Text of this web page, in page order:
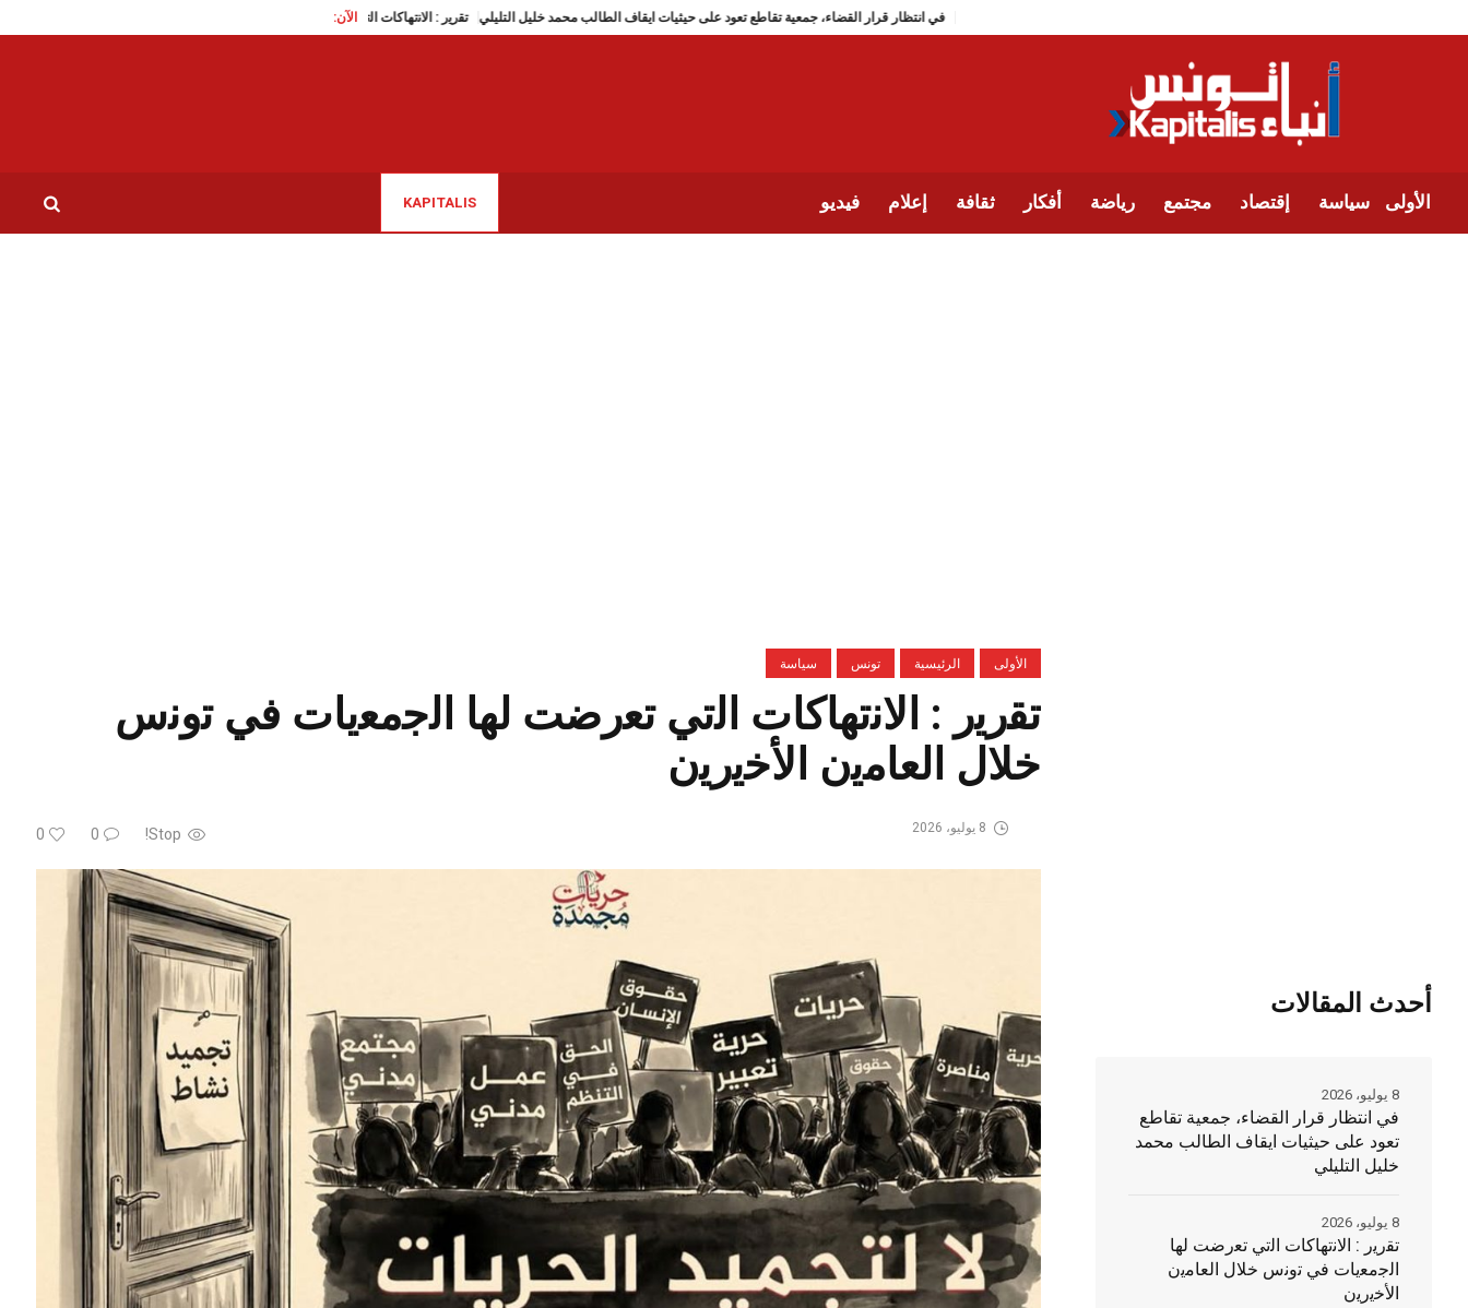
الآن: في انتظار قرار القضاء، جمعية تقاطع تعود على حيثيات ايقاف الطالب محمد خليل التليلي ﺗﻘرﯾر : اﻻﻧﺗﮭﺎﻛﺎت اﻟﺗﻲ ﺗﻌرضت ﻟﮭﺎ اﻟﺟﻣﻌﯾﺎت ﻓﻲ ﺗوﻧس ﺧﻼل اﻟﻌﺎﻣﯾن
الأولى سياسة إقتصاد مجتمع رياضة أفكار ثقافة إعلام فيديو KAPITALIS
الأولى الرئيسية تونس سياسة
ﺗﻘرﯾر : اﻻﻧﺗﮭﺎﻛﺎت اﻟﺗﻲ ﺗﻌرضت ﻟﮭﺎ اﻟﺟﻣﻌﯾﺎت ﻓﻲ ﺗوﻧس
ﺧﻼل اﻟﻌﺎﻣﯾن اﻷﺧﯾرﯾن
Stop!
0
0 8 يوليو، 2026
أحدث المقالات
في انتظار قرار القضاء، جمعية تقاطع
تعود على حيثيات ايقاف الطالب محمد
خليل التليلي
8 يوليو، 2026
ﺗﻘرﯾر : اﻻﻧﺗﮭﺎﻛﺎت اﻟﺗﻲ ﺗﻌرضت ﻟﮭﺎ
اﻟﺟﻣﻌﯾﺎت ﻓﻲ ﺗوﻧس ﺧﻼل اﻟﻌﺎﻣﯾن
اﻷﺧﯾرﯾن
8 يوليو، 2026